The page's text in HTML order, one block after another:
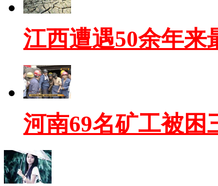
江西遭遇50余年来
河南69名矿工被困